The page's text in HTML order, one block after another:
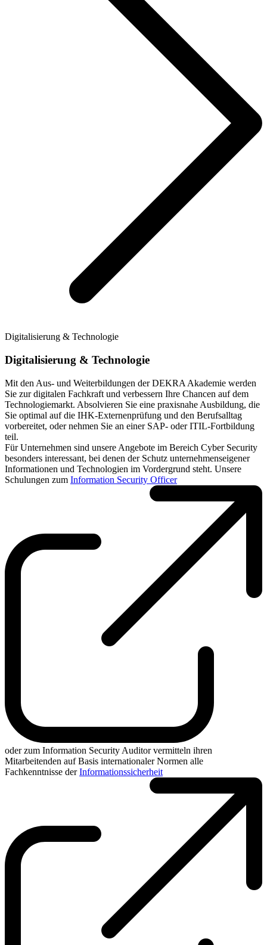
Digitalisierung & Technologie
Digitalisierung & Technologie
Mit den Aus- und Weiterbildungen der DEKRA Akademie werden
Sie zur digitalen Fachkraft und verbessern Ihre Chancen auf dem
Technologiemarkt. Absolvieren Sie eine praxisnahe Ausbildung, die
Sie optimal auf die IHK-Externenprüfung und den Berufsalltag
vorbereitet, oder nehmen Sie an einer SAP- oder ITIL-Fortbildung
teil.
Für Unternehmen sind unsere Angebote im Bereich Cyber Security
besonders interessant, bei denen der Schutz unternehmenseigener
Informationen und Technologien im Vordergrund steht. Unsere
Schulungen zum Information Security Officer
oder zum Information Security Auditor vermitteln ihren
Mitarbeitenden auf Basis internationaler Normen alle
Fachkenntnisse derInformationssicherheit